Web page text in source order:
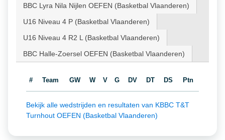
BBC Lyra Nila Nijlen OEFEN (Basketbal Vlaanderen)
U16 Niveau 4 P (Basketbal Vlaanderen)
U16 Niveau 4 R2 L (Basketbal Vlaanderen)
BBC Halle-Zoersel OEFEN (Basketbal Vlaanderen)
# Team GW W V G DV DT DS Ptn
Bekijk alle wedstrijden en resultaten van KBBC T&T
Turnhout OEFEN (Basketbal Vlaanderen)